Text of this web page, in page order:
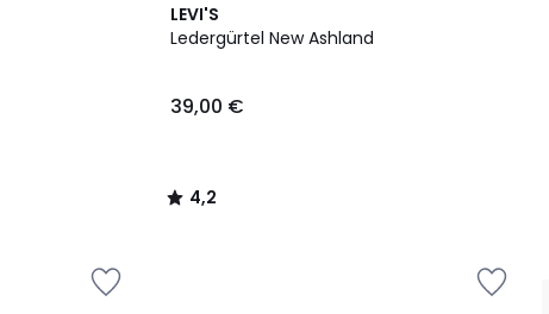
LEVI'S
Ledergürtel New Ashland
39,00 €
4,2
/ 5
4,2
/